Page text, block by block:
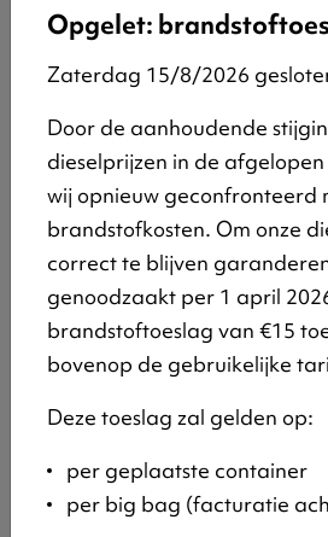
voedingsmiddelen en
dozen.
Drankkartons (fruitsap,
soep).
Niet toegelaten
Palletfolie en
Spuiten, infusen
medisch afval
Verpakkingen met een
kinderen (bv.
de badkamer)
Verpakkingen met
Verpakkingen van
ontmossingsproducten,
Opgelet:
Zaterdag 15/8/2026
Door de aanhoudende
dieselprijzen in de
wij opnieuw geconfronteerd
brandstofkosten. Om onze
correct te blijven
genoodzaakt per 1 april
brandstoftoeslag van €15
bovenop de gebruikelijke
Deze toeslag zal gelden op:
per geplaatste container
per big bag (facturatie